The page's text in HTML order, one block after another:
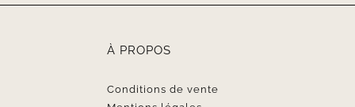
À PROPOS
Conditions de vente